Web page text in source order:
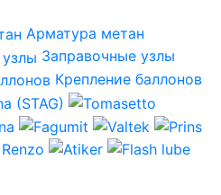
Арматура метан
Заправочные узлы
Крепление баллонов